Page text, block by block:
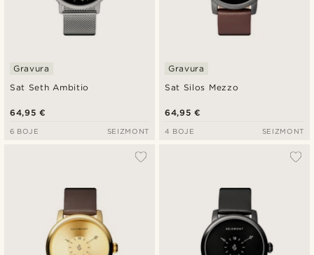
Sat Seth Ambitio
Gravura
64,95 €
6 BOJE SEIZMONT
Sat Silos Mezzo
Gravura
64,95 €
4 BOJE SEIZMONT